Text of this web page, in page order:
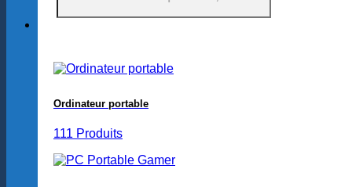
Ordinateur portable
111 Produits